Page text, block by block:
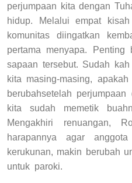
perjumpaan kita dengan
hidup. Melalui empat
komunitas diingatkan
pertama menyapa. Penting
sapaan tersebut. Sudah
kita masing-masing,
berubahsetelah
kita sudah memetik
Mengakhiri renuangan,
harapannya agar
kerukunan, makin berubah
untuk paroki.